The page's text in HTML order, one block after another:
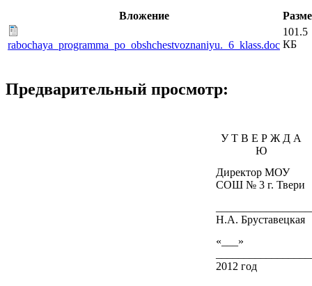
Вложение
rabochaya_programma_po_obshchestvoznaniyu._6_klass.doc
101.5
КБ
Предварительный просмотр:
У Т В Е Р Ж Д А
Ю
Директор МОУ
СОШ № 3 г. Твери
Н.А. Бруставецкая
«___»
2012 год